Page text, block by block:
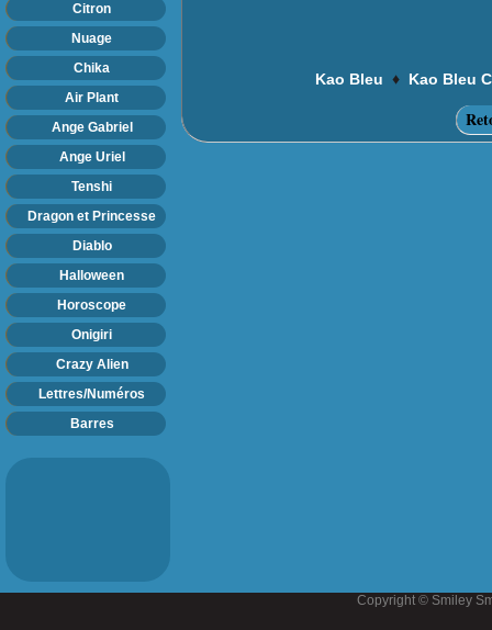
Citron
Nuage
Chika
Air Plant
Ange Gabriel
Ange Uriel
Tenshi
Dragon et Princesse
Diablo
Halloween
Horoscope
Onigiri
Crazy Alien
Lettres/Numéros
Barres
Kao Bleu ♦ Kao Bleu
Copyright © Smiley